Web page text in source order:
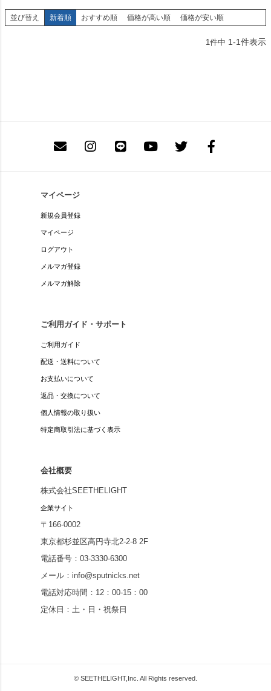
並び替え 新着順 おすすめ順 価格が高い順 価格が安い順
1件中 1-1件表示
マイページ
新規会員登録
マイページ
ログアウト
メルマガ登録
メルマガ解除
ご利用ガイド・サポート
ご利用ガイド
配送・送料について
お支払いについて
返品・交換について
個人情報の取り扱い
特定商取引法に基づく表示
会社概要
株式会社SEETHELIGHT
企業サイト
〒166-0002
東京都杉並区高円寺北2-2-8 2F
電話番号：03-3330-6300
メール：info@sputnicks.net
電話対応時間：12：00-15：00
定休日：土・日・祝祭日
© SEETHELIGHT,Inc. All Rights reserved.